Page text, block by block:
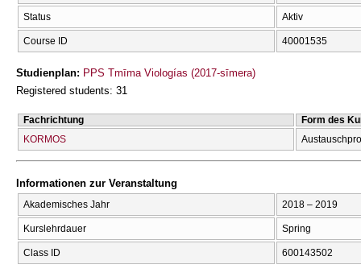
Status Aktiv
Course ID 40001535
Studienplan: PPS Tmīma Viologías (2017-sīmera)
Registered students: 31
Fachrichtung
Form des
KORMOS
Informationen zur Veranstaltung
Akademisches Jahr 2018 – 2019
Kurslehrdauer Spring
Class ID 600143502